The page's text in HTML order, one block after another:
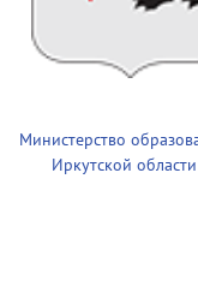
Министерство
Иркутской области